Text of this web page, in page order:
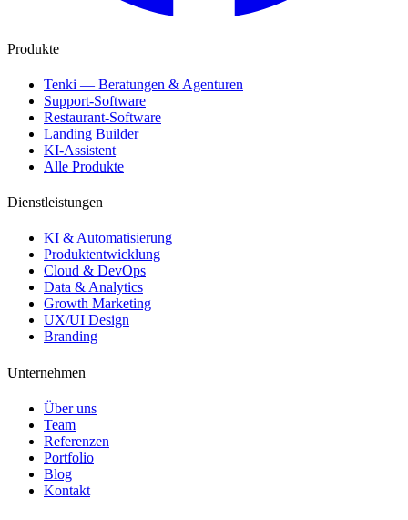
Produkte
Tenki — Beratungen & Agenturen
Support-Software
Restaurant-Software
Landing Builder
KI-Assistent
Alle Produkte
Dienstleistungen
KI & Automatisierung
Produktentwicklung
Cloud & DevOps
Data & Analytics
Growth Marketing
UX/UI Design
Branding
Unternehmen
Über uns
Team
Referenzen
Portfolio
Blog
Kontakt